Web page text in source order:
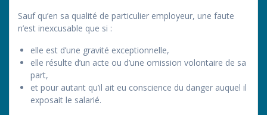
Sauf qu’en sa qualité de particulier employeur, une faute
n’est inexcusable que si :
elle est d’une gravité exceptionnelle,
elle résulte d’un acte ou d’une omission volontaire de sa
part,
et pour autant qu’il ait eu conscience du danger auquel il
exposait le salarié.